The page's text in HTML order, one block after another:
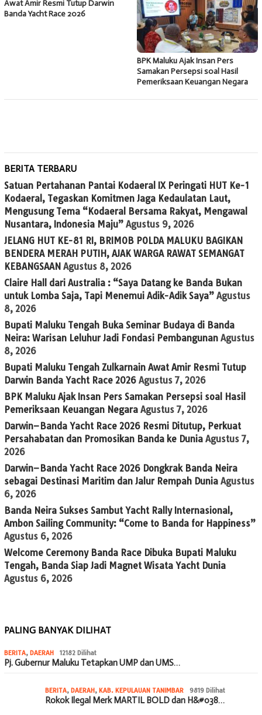
Awat Amir Resmi Tutup Darwin
Banda Yacht Race 2026
BPK Maluku Ajak Insan Pers
Samakan Persepsi soal Hasil
Pemeriksaan Keuangan Negara
BERITA TERBARU
Satuan Pertahanan Pantai Kodaeral IX Peringati HUT Ke-1
Kodaeral, Tegaskan Komitmen Jaga Kedaulatan Laut,
Mengusung Tema “Kodaeral Bersama Rakyat, Mengawal
Nusantara, Indonesia Maju” Agustus 9, 2026
JELANG HUT KE-81 RI, BRIMOB POLDA MALUKU BAGIKAN
BENDERA MERAH PUTIH, AJAK WARGA RAWAT SEMANGAT
KEBANGSAAN Agustus 8, 2026
Claire Hall dari Australia : “Saya Datang ke Banda Bukan
untuk Lomba Saja, Tapi Menemui Adik-Adik Saya” Agustus
8, 2026
Bupati Maluku Tengah Buka Seminar Budaya di Banda
Neira: Warisan Leluhur Jadi Fondasi Pembangunan Agustus
8, 2026
Bupati Maluku Tengah Zulkarnain Awat Amir Resmi Tutup
Darwin Banda Yacht Race 2026 Agustus 7, 2026
BPK Maluku Ajak Insan Pers Samakan Persepsi soal Hasil
Pemeriksaan Keuangan Negara Agustus 7, 2026
Darwin–Banda Yacht Race 2026 Resmi Ditutup, Perkuat
Persahabatan dan Promosikan Banda ke Dunia Agustus 7,
2026
Darwin–Banda Yacht Race 2026 Dongkrak Banda Neira
sebagai Destinasi Maritim dan Jalur Rempah Dunia Agustus
6, 2026
Banda Neira Sukses Sambut Yacht Rally Internasional,
Ambon Sailing Community: “Come to Banda for Happiness”
Agustus 6, 2026
Welcome Ceremony Banda Race Dibuka Bupati Maluku
Tengah, Banda Siap Jadi Magnet Wisata Yacht Dunia
Agustus 6, 2026
PALING BANYAK DILIHAT
BERITA, DAERAH 12182 Dilihat
Pj. Gubernur Maluku Tetapkan UMP dan UMS…
BERITA, DAERAH, KAB. KEPULAUAN TANIMBAR 9819 Dilihat
Rokok Ilegal Merk MARTIL BOLD dan H&#038…